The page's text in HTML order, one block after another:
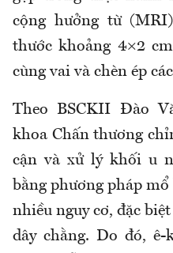
cộng hưởng từ
thước khoảng 4×2
cùng vai và chèn ép
Theo BSCKII Đào
khoa Chấn thương
cận và xử lý khối u
bằng phương pháp
nhiều nguy cơ, đặc
dây chằng. Do đó,